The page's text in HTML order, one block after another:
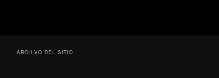
ARCHIVO DEL SITIO